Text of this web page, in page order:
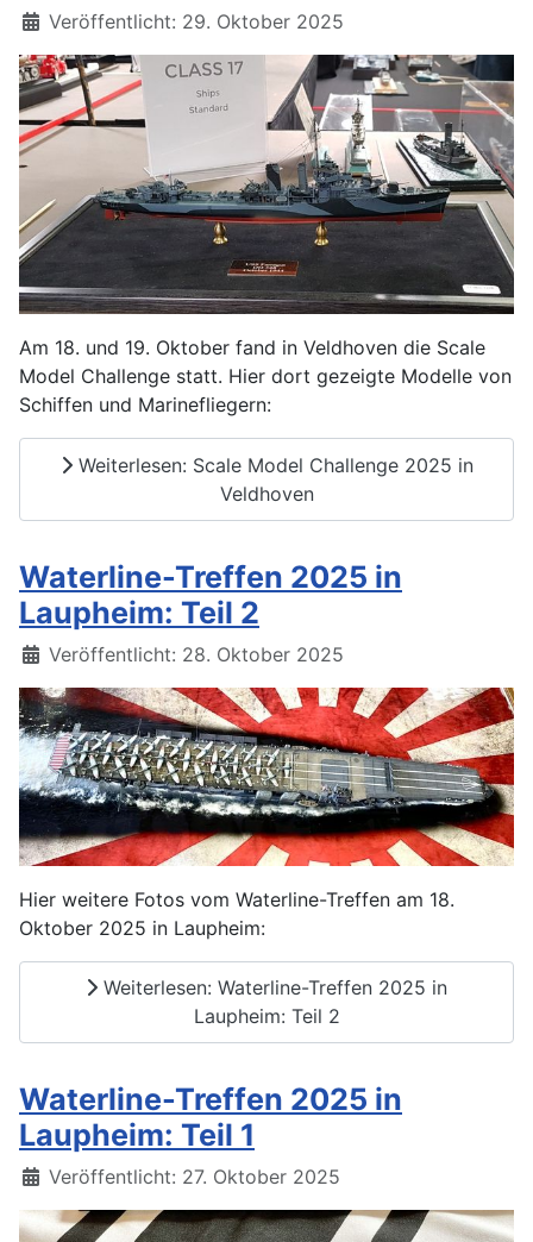
Details
Veröffentlicht: 29. Oktober 2025
Am 18. und 19. Oktober fand in Veldhoven die Scale
Model Challenge statt. Hier dort gezeigte Modelle von
Schiffen und Marinefliegern:
Weiterlesen: Scale Model Challenge 2025 in
Veldhoven
Waterline-Treffen 2025 in
Laupheim: Teil 2
Details
Veröffentlicht: 28. Oktober 2025
Hier weitere Fotos vom Waterline-Treffen am 18.
Oktober 2025 in Laupheim:
Weiterlesen: Waterline-Treffen 2025 in
Laupheim: Teil 2
Waterline-Treffen 2025 in
Laupheim: Teil 1
Details
Veröffentlicht: 27. Oktober 2025